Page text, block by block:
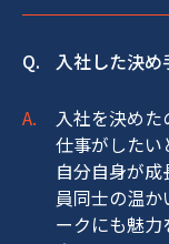
入社した決め
入社を決め
仕事がしたい
自分自身が
員同士の温
ークにも魅